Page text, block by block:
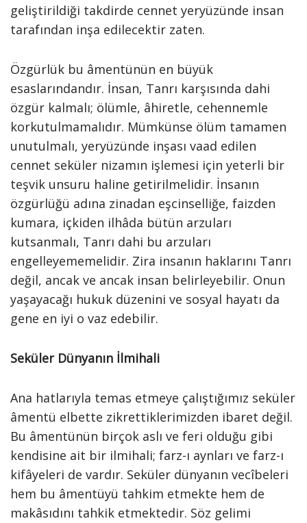
geliştirildiği takdirde cennet yeryüzünde insan
tarafından inşa edilecektir zaten.
Özgürlük bu âmentünün en büyük
esaslarındandır. İnsan, Tanrı karşısında dahi
özgür kalmalı; ölümle, âhiretle, cehennemle
korkutulmamalıdır. Mümkünse ölüm tamamen
unutulmalı, yeryüzünde inşası vaad edilen
cennet seküler nizamın işlemesi için yeterli bir
teşvik unsuru haline getirilmelidir. İnsanın
özgürlüğü adına zinadan eşcinselliğe, faizden
kumara, içkiden ilhâda bütün arzuları
kutsanmalı, Tanrı dahi bu arzuları
engelleyememelidir. Zira insanın haklarını Tanrı
değil, ancak ve ancak insan belirleyebilir. Onun
yaşayacağı hukuk düzenini ve sosyal hayatı da
gene en iyi o vaz edebilir.
Seküler Dünyanın İlmihali
Ana hatlarıyla temas etmeye çalıştığımız seküler
âmentü elbette zikrettiklerimizden ibaret değil.
Bu âmentünün birçok aslı ve feri olduğu gibi
kendisine ait bir ilmihali; farz-ı aynları ve farz-ı
kifâyeleri de vardır. Seküler dünyanın vecîbeleri
hem bu âmentüyü tahkim etmekte hem de
makâsıdını tahkik etmektedir. Söz gelimi